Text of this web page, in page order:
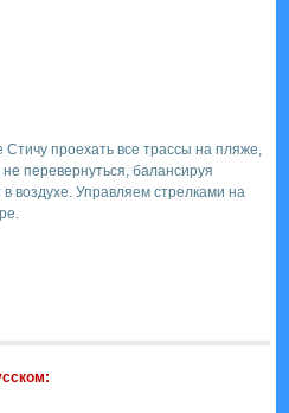
Стичу проехать все трассы на пляже,
не перевернуться, балансируя
воздухе. Управляем стрелками на